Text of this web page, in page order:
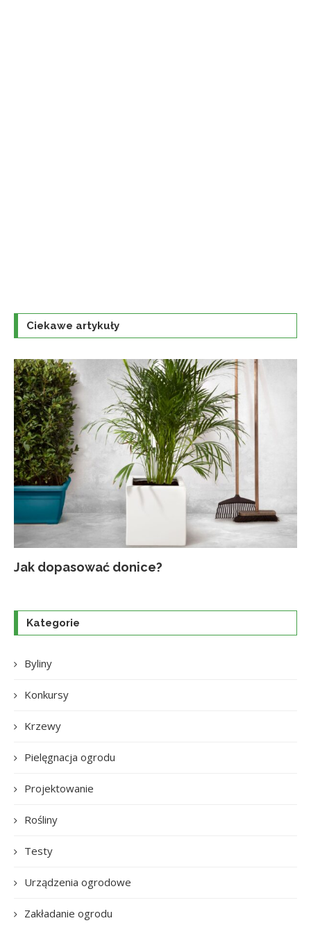
Ciekawe artykuły
Jak dopasować donice?
Kategorie
Byliny
Konkursy
Krzewy
Pielęgnacja ogrodu
Projektowanie
Rośliny
Testy
Urządzenia ogrodowe
Zakładanie ogrodu